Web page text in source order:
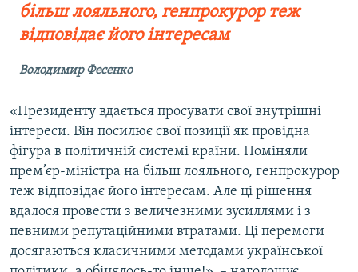
більш лояльного, генпрокурор теж
відповідає його інтересам
Володимир Фесенко
«Президенту вдається просувати свої внутрішні
інтереси. Він посилює свої позиції як провідна
фігура в політичній системі країни. Поміняли
прем’єр-міністра на більш лояльного, генпрокурор
теж відповідає його інтересам. Але ці рішення
вдалося провести з величезними зусиллями і з
певними репутаційними втратами. Ці перемоги
досягаються класичними методами української